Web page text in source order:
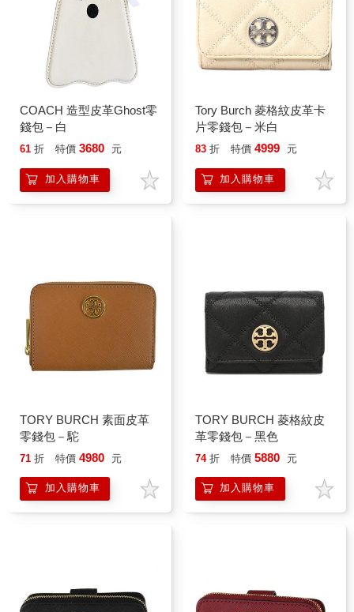
COACH 造型皮革Ghost零
錢包－白
61 折 特價 3680 元
加入購物車
Tory Burch 菱格紋皮革卡
片零錢包－米白
83 折 特價 4999 元
加入購物車
TORY BURCH 素面皮革
零錢包－駝
71 折 特價 4980 元
加入購物車
TORY BURCH 菱格紋皮
革零錢包－黑色
74 折 特價 5880 元
加入購物車